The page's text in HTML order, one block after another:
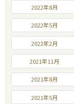
2022年8月
2022年5月
2022年2月
2021年11月
2021年8月
2021年5月